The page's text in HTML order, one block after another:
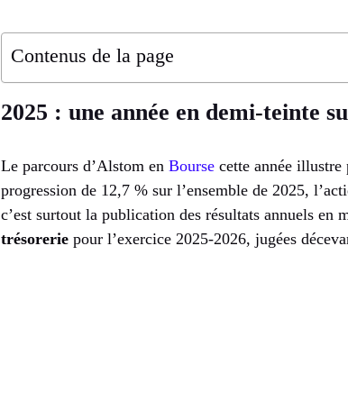
Contenus de la page
2025 : une année en demi-teinte
Le parcours d’Alstom en Bourse cette année illustre
progression de 12,7 % sur l’ensemble de 2025,
c’est surtout la publication des résultats annuels en
trésorerie pour l’exercice 2025-2026, jugées